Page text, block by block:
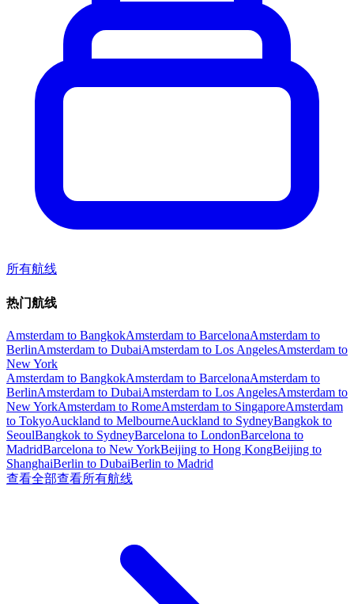
所有航线
热门航线
Amsterdam to BangkokAmsterdam to BarcelonaAmsterdam to
BerlinAmsterdam to DubaiAmsterdam to Los AngelesAmsterdam to
New York
Amsterdam to BangkokAmsterdam to BarcelonaAmsterdam to
BerlinAmsterdam to DubaiAmsterdam to Los AngelesAmsterdam to
New YorkAmsterdam to RomeAmsterdam to SingaporeAmsterdam
to TokyoAuckland to MelbourneAuckland to SydneyBangkok to
SeoulBangkok to SydneyBarcelona to LondonBarcelona to
MadridBarcelona to New YorkBeijing to Hong KongBeijing to
ShanghaiBerlin to DubaiBerlin to Madrid
查看全部查看所有航线